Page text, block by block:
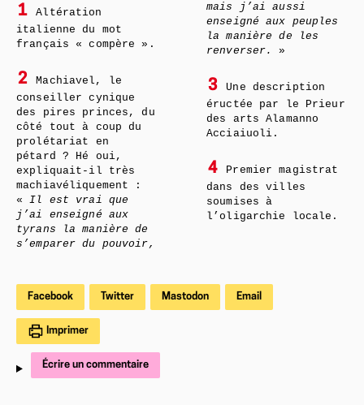
1
Altération
italienne du mot
français « compère ».
2
Machiavel, le
conseiller cynique
des pires princes, du
côté tout à coup du
prolétariat en
pétard ? Hé oui,
expliquait-il très
machiavéliquement :
«Il est vrai que
j’ai enseigné aux
tyrans la manière de
s’emparer du pouvoir,
mais j’ai aussi
enseigné aux peuples
la manière de les
renverser.
»
3
Une description
éructée par le Prieur
des arts Alamanno
Acciaiuoli.
4
Premier magistrat
dans des villes
soumises à
l’oligarchie locale.
Facebook Twitter Mastodon Email
Imprimer
Écrire un commentaire